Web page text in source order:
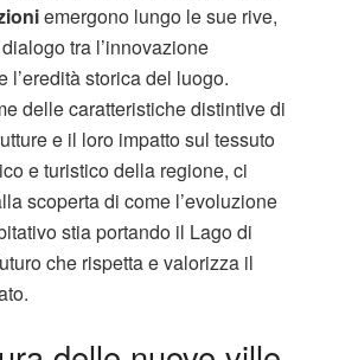
emergono lungo le sue rive,
tra l’innovazione
l’eredità storica del luogo.
delle caratteristiche distintive di
e il loro impatto sul tessuto
e turistico della regione, ci
scoperta di come l’evoluzione
stia portando il Lago di
che rispetta e valorizza il